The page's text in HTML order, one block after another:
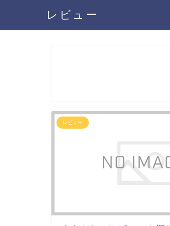
レビュー
レビュー